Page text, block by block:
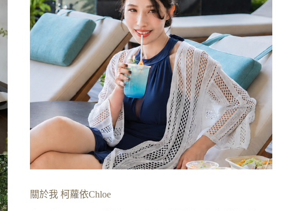
關於我 柯蘿依Chloe